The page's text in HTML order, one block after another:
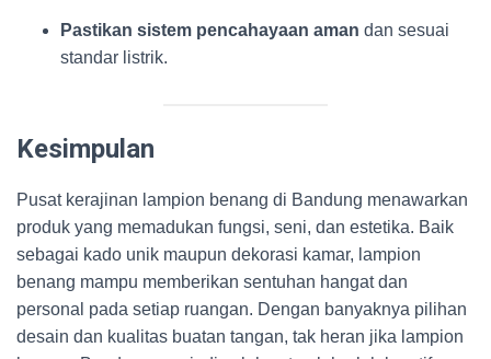
Pastikan sistem pencahayaan aman dan sesuai
standar listrik.
Kesimpulan
Pusat kerajinan lampion benang di Bandung menawarkan
produk yang memadukan fungsi, seni, dan estetika. Baik
sebagai kado unik maupun dekorasi kamar, lampion
benang mampu memberikan sentuhan hangat dan
personal pada setiap ruangan. Dengan banyaknya pilihan
desain dan kualitas buatan tangan, tak heran jika lampion